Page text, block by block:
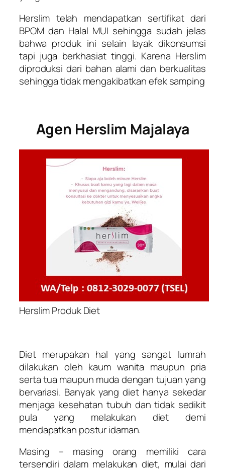
Herslim telah mendapatkan sertifikat dari
BPOM dan Halal MUI sehingga sudah jelas
bahwa produk ini selain layak dikonsumsi
tapi juga berkhasiat tinggi. Karena Herslim
diproduksi dari bahan alami dan berkualitas
sehingga tidak mengakibatkan efek samping
Agen Herslim Majalaya
Herslim Produk Diet
Diet merupakan hal yang sangat lumrah
dilakukan oleh kaum wanita maupun pria
serta tua maupun muda dengan tujuan yang
bervariasi. Banyak yang diet hanya sekedar
menjaga kesehatan tubuh dan tidak sedikit
pula yang melakukan diet demi
mendapatkan postur idaman.
Masing – masing orang memiliki cara
tersendiri dalam melakukan diet, mulai dari